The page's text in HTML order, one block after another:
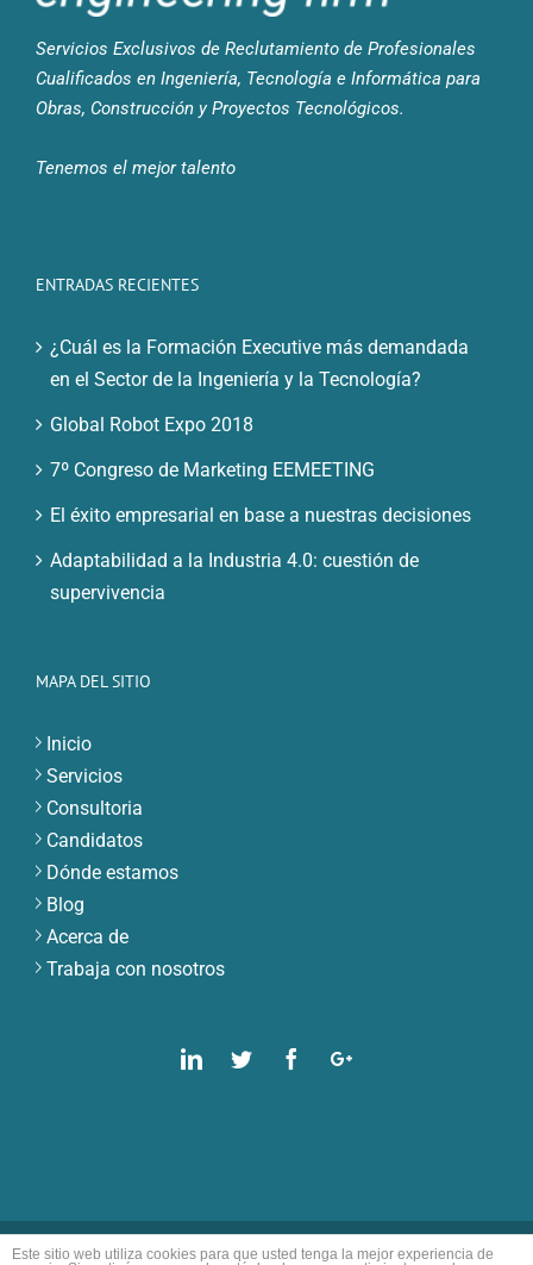
Servicios Exclusivos de Reclutamiento de Profesionales
Cualificados en Ingeniería, Tecnología e Informática para
Obras, Construcción y Proyectos Tecnológicos.
Tenemos el mejor talento
ENTRADAS RECIENTES
¿Cuál es la Formación Executive más demandada
en el Sector de la Ingeniería y la Tecnología?
Global Robot Expo 2018
7º Congreso de Marketing EEMEETING
El éxito empresarial en base a nuestras decisiones
Adaptabilidad a la Industria 4.0: cuestión de
supervivencia
MAPA DEL SITIO
Inicio
Servicios
Consultoria
Candidatos
Dónde estamos
Blog
Acerca de
Trabaja con nosotros
LinkedinTwitter FacebookGoogle
© Copyright ECB | All Rights Reserved
Este sitio web utiliza cookies para que usted tenga la mejor experiencia de